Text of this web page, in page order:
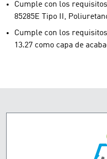
Cumple con los
85285E Tipo II,
Cumple con los
13.27 como capa de